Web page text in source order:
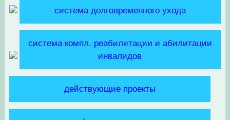
система долговременного ухода
система компл. реабилитации и абилитации
инвалидов
действующие проекты